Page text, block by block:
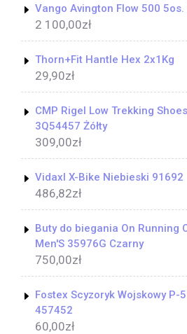
Vango Avington Flow 500
2 100,00zł
Thorn+Fit Hantle Hex 2x1Kg
29,90zł
CMP Rigel Low Trekking
3Q54457 Żółty
309,00zł
Vidaxl X-Bike Niebieski 91692
486,82zł
Buty do biegania On Running
Men'S 35976G Czarny
750,00zł
Fostex Scyzoryk Wojskowy P-
457452
60,00zł